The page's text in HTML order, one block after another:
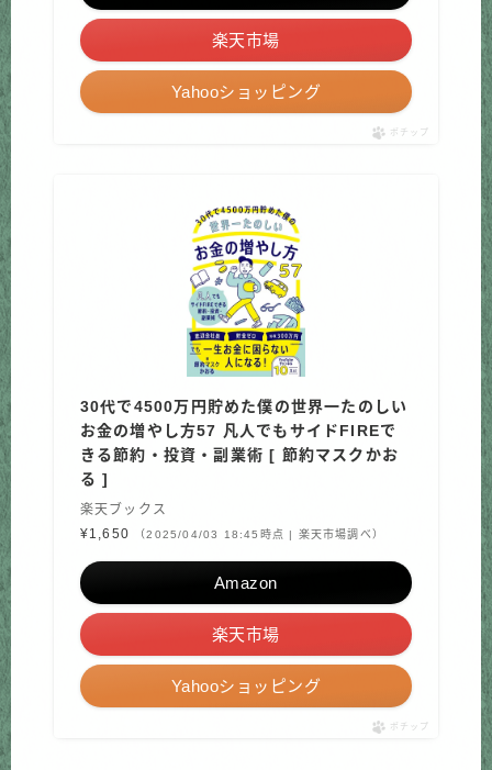
楽天市場
Yahooショッピング
ポチップ
30代で4500万円貯めた僕の世界一たのしい
お金の増やし方57 凡人でもサイドFIREで
きる節約・投資・副業術 [ 節約マスクかお
る ]
楽天ブックス
¥1,650
（2025/04/03 18:45時点 | 楽天市場調べ）
Amazon
楽天市場
Yahooショッピング
ポチップ